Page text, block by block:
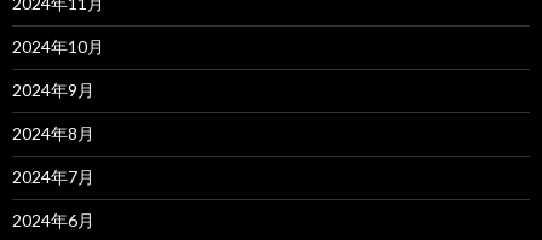
2024年10月
2024年9月
2024年8月
2024年7月
2024年6月